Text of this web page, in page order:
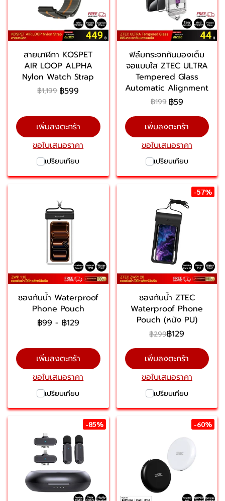
สายนาฬิกา KOSPET
AIR LOOP ALPHA
Nylon Watch Strap
฿1,199 ฿599
เพิ่มลงตะกร้า
ขอใบเสนอราคา
เปรียบเทียบ
ฟิล์มกระจกกันมองเต็ม
จอแบบใส ZTEC ULTRA
Tempered Glass
Automatic Alignment
฿199 ฿59
เพิ่มลงตะกร้า
ขอใบเสนอราคา
เปรียบเทียบ
ซองกันน้ำ Waterproof
Phone Pouch
฿99 - ฿129
เพิ่มลงตะกร้า
ขอใบเสนอราคา
เปรียบเทียบ
-57%
ซองกันน้ำ ZTEC
Waterproof Phone
Pouch (หนัง PU)
฿299฿129
เพิ่มลงตะกร้า
ขอใบเสนอราคา
เปรียบเทียบ
-85% -60%